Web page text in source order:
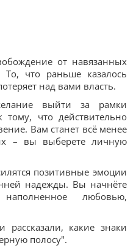
от навязанных
что раньше казалось
над вами власть.
выйти за рамки
что действительно
Вам станет всё менее
– вы выберете личную
позитивные эмоции
надежды. Вы начнёте
любовью,
рассказали, какие знаки
полосу".